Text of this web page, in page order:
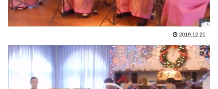
2019.12.21
動
画